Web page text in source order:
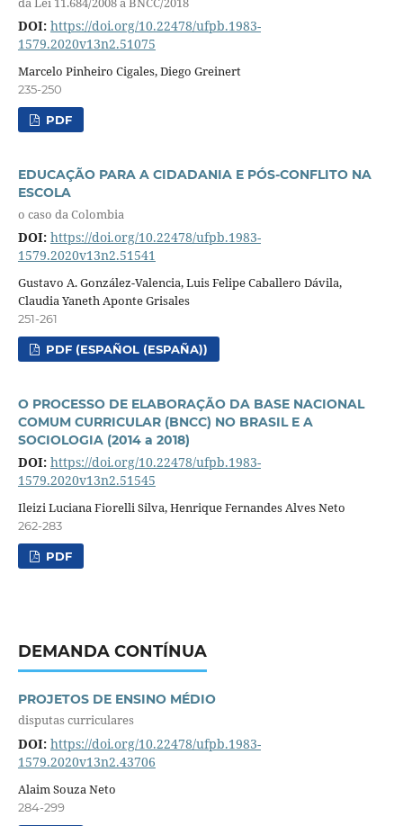
DOI: https://doi.org/10.22478/ufpb.1983-
1579.2020v13n2.51075
Marcelo Pinheiro Cigales, Diego Greinert
235-250
PDF
EDUCAÇÃO PARA A CIDADANIA E PÓS-CONFLITO NA
ESCOLA
o caso da Colombia
DOI: https://doi.org/10.22478/ufpb.1983-
1579.2020v13n2.51541
Gustavo A. González-Valencia, Luis Felipe Caballero Dávila,
Claudia Yaneth Aponte Grisales
251-261
PDF (ESPAÑOL (ESPAÑA))
O PROCESSO DE ELABORAÇÃO DA BASE NACIONAL
COMUM CURRICULAR (BNCC) NO BRASIL E A
SOCIOLOGIA (2014 a 2018)
DOI: https://doi.org/10.22478/ufpb.1983-
1579.2020v13n2.51545
Ileizi Luciana Fiorelli Silva, Henrique Fernandes Alves Neto
262-283
PDF
DEMANDA CONTÍNUA
PROJETOS DE ENSINO MÉDIO
disputas curriculares
DOI: https://doi.org/10.22478/ufpb.1983-
1579.2020v13n2.43706
Alaim Souza Neto
284-299